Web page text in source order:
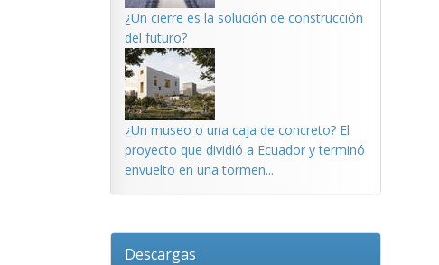
¿Un cierre es la solución de construcción
del futuro?
¿Un museo o una caja de concreto? El
proyecto que dividió a Ecuador y terminó
envuelto en una tormen...
Descargas